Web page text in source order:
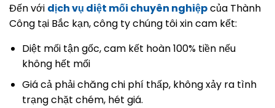
Đến với dịch vụ diệt mối chuyên nghiệpcủa Thành
Công tại Bắc kạn, công ty chúng tôi xin cam kết:
Diệt mối tận gốc, cam kết hoàn 100% tiền nếu
không hết mối
Giá cả phải chăng chi phí thấp, không xảy ra tình
trạng chặt chém, hét giá.